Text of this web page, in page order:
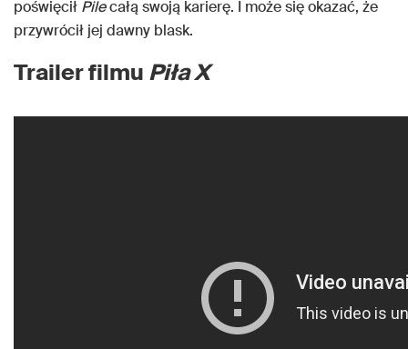
poświęcił Pilecałą swoją karierę. I może się okazać, że
przywrócił jej dawny blask.
Trailer filmu Piła X